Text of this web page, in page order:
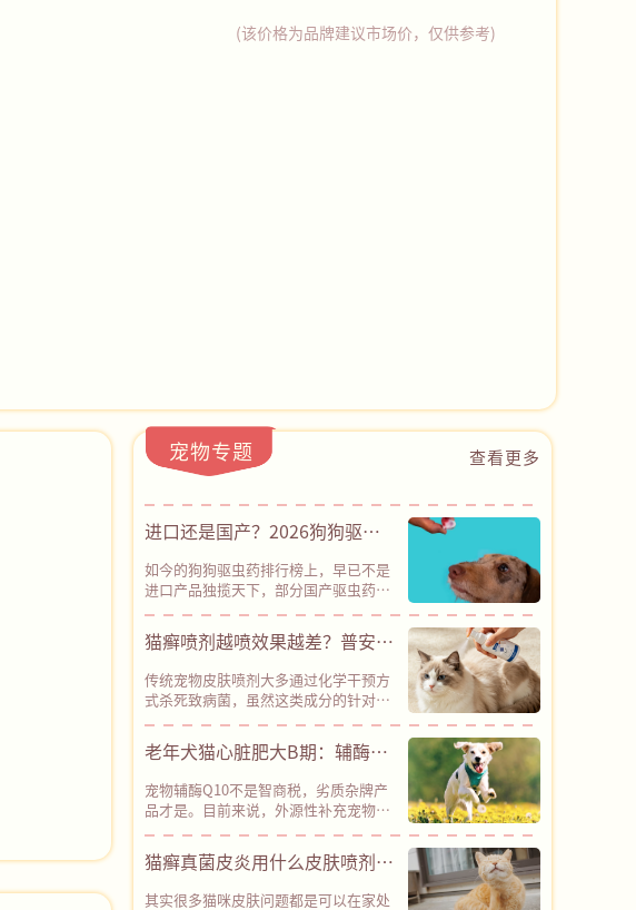
(该价格为品牌建议市场价，仅供参考)
宠物专题 查看更多
进口还是国产？2026狗狗驱虫
药横评：30元也能有全方位防护
如今的狗狗驱虫药排行榜上，早已不是
进口产品独揽天下，部分国产驱虫药已
经凭借性价比优势占据半壁江山。其
中，普安特滴派甚至以“安全性、有效
性、性价比”三项兼备的优势，成为了
国货标杆。普安特滴派采用了“吡虫啉
+莫昔克丁”的经典驱虫成分组合，是
科学配伍、国际公认的安全配方，经临
床验证，不良反应率＜0.1%，能有效驱
杀跳蚤、耳螨、钩虫、蛔虫等多种体内
虫，真正做到了“一支搞定内外同
驱”。其采用的溶剂体系经过优化，更
清爽易吸收，不容易刺激皮肤，对柯利
犬（牧羊犬类）等特殊品种也相对友
好。
猫癣喷剂越喷效果越差？普安特
皮普特以创新路径突破耐药困局
传统宠物皮肤喷剂大多通过化学干预方
式杀死致病菌，虽然这类成分的针对性
较强，能在短期内出现不错的杀菌效
果，但长期使用容易导致细菌、真菌等
微生物发生变异，从而产生耐药性，导
致后续药物效果大打折扣。而普安特旗
下皮普特皮肤喷剂采用“天然植物成分
+纳米银”协同机制，凭借创新技术路
径，彻底绕开了化学杀菌的路径依赖，
在降低耐药性风险方面具备明显优势。
触宠物皮肤后，2分钟即可快速起效，
老年犬猫心脏肥大B期：辅酶
Q10是“智商税”还是“护心
盾”？
宠物辅酶Q10不是智商税，劣质杂牌产
品才是。目前来说，外源性补充宠物辅
酶Q10是现阶段成本最低、经过全球兽
医临床验证的辅助养护方案，建议确诊
心脏肥大B期、各类心肌病（犬二尖瓣
反流、猫肥厚性心肌病等）的犬猫长期
猫癣真菌皮炎用什么皮肤喷剂？
深层杀菌，杜绝反复，还得是
其实很多猫咪皮肤问题都是可以在家处